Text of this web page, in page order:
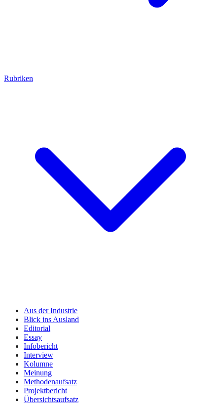
Rubriken
Aus der Industrie
Blick ins Ausland
Editorial
Essay
Infobericht
Interview
Kolumne
Meinung
Methodenaufsatz
Projektbericht
Übersichtsaufsatz